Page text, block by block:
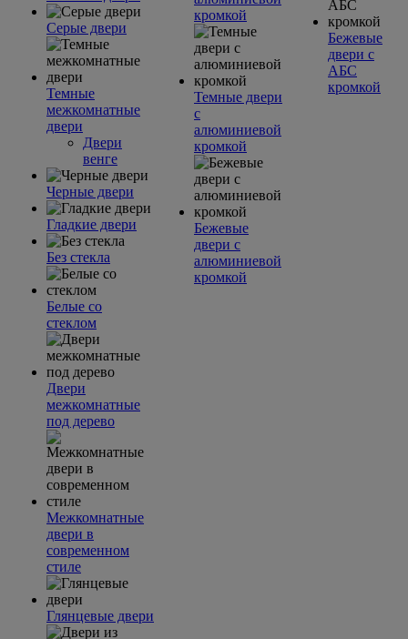
Серые двери
Темные
межкомнатные
двери
Двери
венге
Черные двери
Гладкие двери
Без стекла
Белые со
стеклом
Двери
межкомнатные
под дерево
Межкомнатные
двери в
современном
стиле
Глянцевые двери
кромкой
Темные двери
с
алюминиевой
кромкой
Бежевые
двери с
алюминиевой
кромкой
Бежевые
двери с
АБС
кромкой